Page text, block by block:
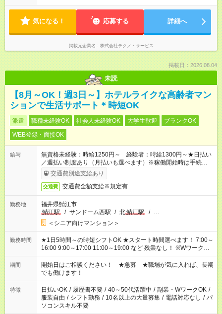
気になる！ 応募する 詳細へ
掲載元企業名 株式会社テクノ・サービス
掲載日：2026.08.04
未読
【8月～OK！週3日～】ホテルライクな高齢者マン
ションで生活サポート＊時短OK
派遣 職種未経験OK 社会人未経験OK 大学生歓迎
ブランクOK
WEB登録・面接OK
給与
無資格未経験：時給1250円～ 経験者：時給1300円～★日払い
／週払い制度あり（月払いも選べます）※稼働開始時は手続き完
了次第のお支払いとなります。
交通費別途支給あり
交通費 交通費全額支給※規定有
勤務地
福井県鯖江市
鯖江駅
/ サンドーム西駅 / 北鯖江駅 / …
＜シニア向けマンション＞
勤務時間
★1日5時間～の時短シフトOK ★スタート時間選べます！ 7:00～
16:00 9:00～17:00 11:00～19:00 など 残業なし！ ※Wワークの
場合、他のお仕事と合わせ週40時間超の就業はご案内できませ
ん ※法令に基づき、週20時間以上勤務は社会保険への加入対象
となります ※労働者派遣法（日雇い派遣の原則禁止）により、
短時間・短期間の就業はご案内が難しい場合があります
期間
開始日はご相談ください！ ★急募 ★職場が気に入れば、長期
でも働けます！
特徴 日払いOK / 履歴書不要 / 40～50代活躍中 / 副業・WワークOK /
服装自由 / シフト勤務 / 10名以上の大量募集 / 電話対応なし / パ
ソコンスキル不要